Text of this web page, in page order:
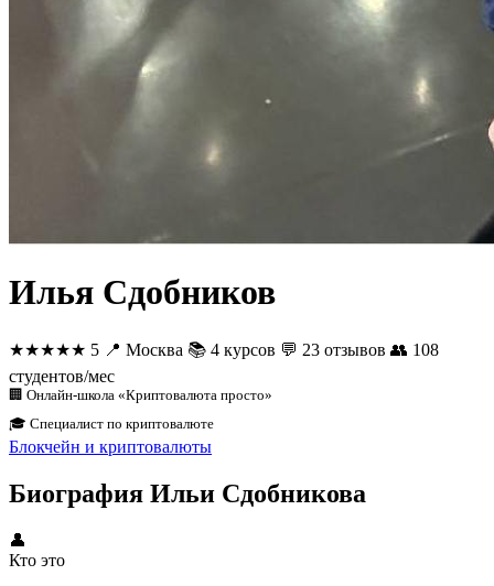
Илья Сдобников
★★★★★ 5 📍 Москва 📚 4 курсов 💬 23 отзывов 👥 108
студентов/мес
🏢 Онлайн-школа «Криптовалюта просто»
🎓 Специалист по криптовалюте
Блокчейн и криптовалюты
Биография Ильи Сдобникова
👤
Кто это